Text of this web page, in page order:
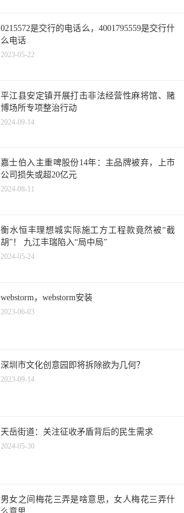
0215572是交行的电话么，4001795559是交行什
么电话
2023-05-22
平江县安定镇开展打击非法经营性麻将馆、赌
博场所专项整治行动
2024-09-14
嘉士伯入主重啤股份14年：主品牌被弃，上市
公司损失或超20亿元
2024-08-11
衡水恒丰理想城实际施工方工程款竟然被“截
胡”！ 九江丰瑞陷入“局中局”
2024-05-24
webstorm，webstorm安装
2023-06-03
深圳市文化创意园即将拆除欲为几何？
2023-09-14
天岳街道：关注征收矛盾背后的民生需求
2024-05-30
男女之间梅花三弄是啥意思，女人梅花三弄什